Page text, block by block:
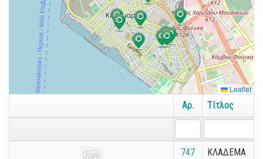
Leaflet
Αρ. Τίτλος
747
ΚΛΑΔΕΜΑ